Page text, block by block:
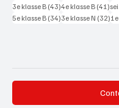
3e klasse B (43)43 posts
4e klasse B (41)41
5e klasse B (34)34 posts
3e klasse N (32)